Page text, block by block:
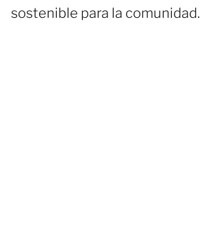
sostenible para la comunidad.